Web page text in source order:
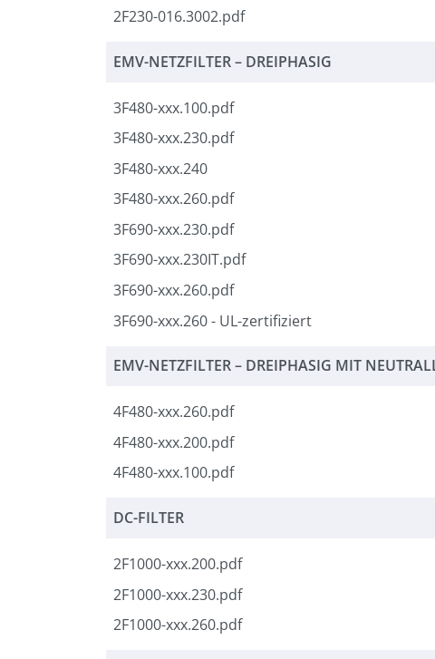
2F230-016.3002.pdf
EMV-NETZFILTER – DREIPHASIG
3F480-xxx.100.pdf
3F480-xxx.230.pdf
3F480-xxx.240
3F480-xxx.260.pdf
3F690-xxx.230.pdf
3F690-xxx.230IT.pdf
3F690-xxx.260.pdf
3F690-xxx.260 - UL-zertifiziert
EMV-NETZFILTER – DREIPHASIG MIT
4F480-xxx.260.pdf
4F480-xxx.200.pdf
4F480-xxx.100.pdf
DC-FILTER
2F1000-xxx.200.pdf
2F1000-xxx.230.pdf
2F1000-xxx.260.pdf